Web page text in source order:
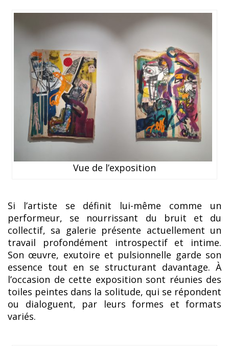
Vue de l’exposition
Si l’artiste se définit lui-même comme un
performeur, se nourrissant du bruit et du
collectif, sa galerie présente actuellement un
travail profondément introspectif et intime.
Son œuvre, exutoire et pulsionnelle garde son
essence tout en se structurant davantage. À
l’occasion de cette exposition sont réunies des
toiles peintes dans la solitude, qui se répondent
ou dialoguent, par leurs formes et formats
variés.